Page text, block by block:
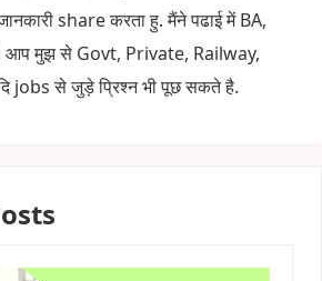
share करता हु. मैंने पढाई में BA,
आप मुझ से Govt, Private, Railway,
jobs से जुड़े प्रिश्न भी पूछ सकते है.